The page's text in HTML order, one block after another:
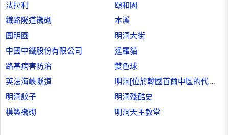
法拉利
頤和園
鐵路隧道襯砌
本溪
圓明園
明洞大街
中國中鐵股份有限公司
暹羅貓
路基病害防治
雙色球
英法海峽隧道
明洞[位於韓國首爾中區的代表性購物街]
明洞餃子
明洞殘酷史
模築襯砌
明洞天主教堂